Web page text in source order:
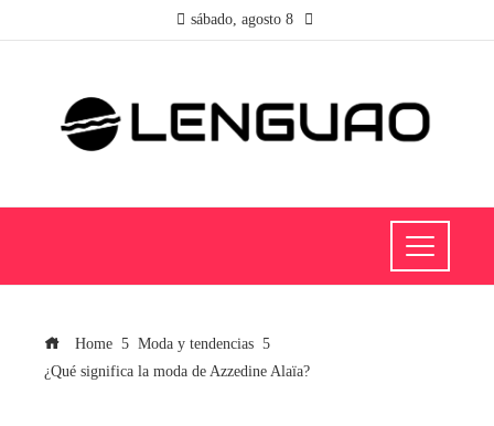
sábado, agosto 8
Home
Moda y tendencias
¿Qué significa la moda de Azzedine Alaïa?